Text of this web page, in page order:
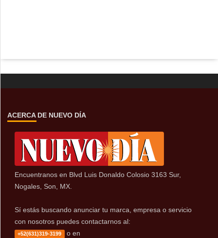
ACERCA DE NUEVO DÍA
Encuentranos en Blvd Luis Donaldo Colosio 3163 Sur,
Nogales, Son, MX.
Sí estás buscando anunciar tu marca, empresa o servicio
con nosotros puedes contactarnos al:
+52(631)319-3199 o en